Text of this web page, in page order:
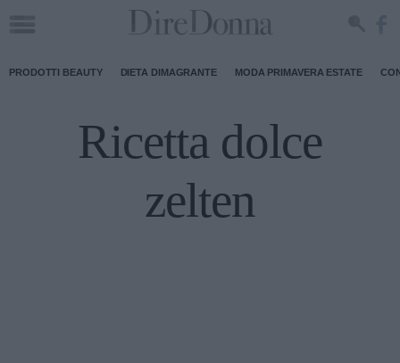
PRODOTTI BEAUTY DIETA DIMAGRANTE MODA PRIMAVERA ESTATE
Ricetta dolce
zelten